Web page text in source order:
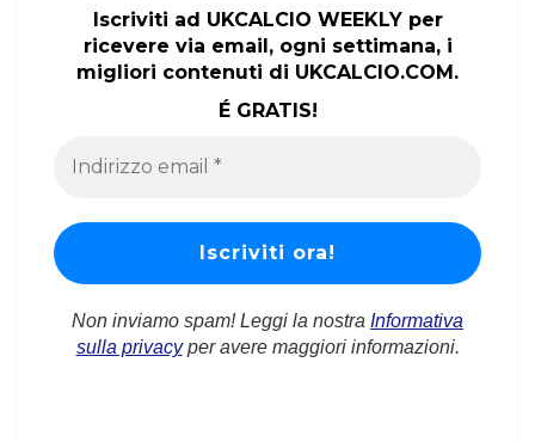
Iscriviti ad UKCALCIO WEEKLY per
ricevere via email, ogni settimana, i
migliori contenuti di UKCALCIO.COM.
É GRATIS!
Non inviamo spam! Leggi la nostra Informativa
sulla privacyper avere maggiori informazioni.